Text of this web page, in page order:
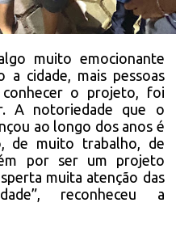
muito emocionante
cidade, mais pessoas
o projeto, foi
A notoriedade que o
ao longo dos anos é
de muito trabalho, de
por ser um projeto
muita atenção das
reconheceu a